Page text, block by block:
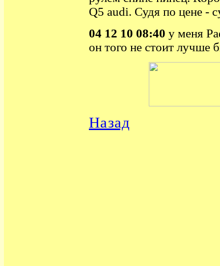
Q5 audi. Судя по цене -
04 12 10 08:40 у меня P
он того не стоит лучше
Назад